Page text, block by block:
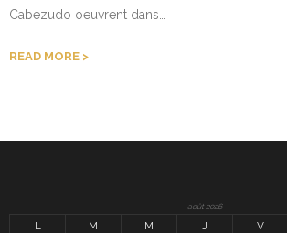
Cabezudo oeuvrent dans…
READ MORE
août 2026
L M M J V